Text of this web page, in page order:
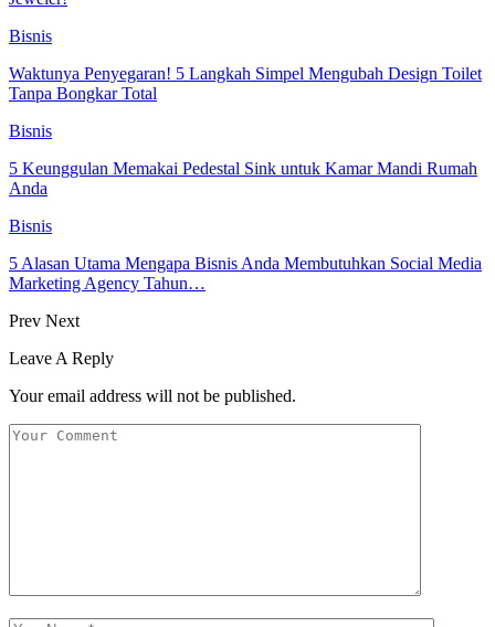
Bisnis
Waktunya Penyegaran! 5 Langkah Simpel Mengubah Design Toilet
Tanpa Bongkar Total
Bisnis
5 Keunggulan Memakai Pedestal Sink untuk Kamar Mandi Rumah
Anda
Bisnis
5 Alasan Utama Mengapa Bisnis Anda Membutuhkan Social Media
Marketing Agency Tahun…
Prev Next
Leave A Reply
Your email address will not be published.